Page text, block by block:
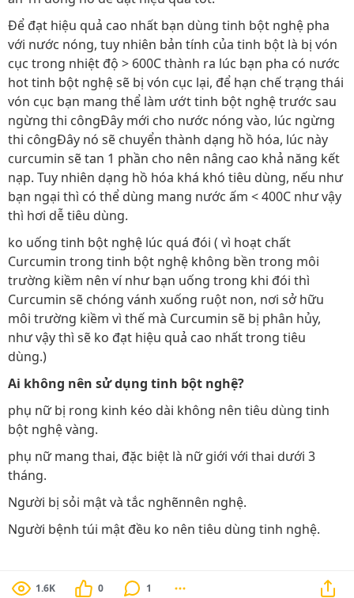
Để đạt hiệu quả cao nhất bạn dùng tinh bột nghệ pha
với nước nóng, tuy nhiên bản tính của tinh bột là bị vón
cục trong nhiệt độ > 600C thành ra lúc bạn pha có nước
hot tinh bột nghệ sẽ bị vón cục lại, để hạn chế trạng thái
vón cục bạn mang thể làm ướt tinh bột nghệ trước sau
ngừng thi côngĐây mới cho nước nóng vào, lúc ngừng
thi côngĐây nó sẽ chuyển thành dạng hồ hóa, lúc này
curcumin sẽ tan 1 phần cho nên nâng cao khả năng kết
nạp. Tuy nhiên dạng hồ hóa khá khó tiêu dùng, nếu như
bạn ngại thì có thể dùng mang nước ấm < 400C như vậy
thì hơi dễ tiêu dùng.
ko uống tinh bột nghệ lúc quá đói ( vì hoạt chất
Curcumin trong tinh bột nghệ không bền trong môi
trường kiềm nên ví như bạn uống trong khi đói thì
Curcumin sẽ chóng vánh xuống ruột non, nơi sở hữu
môi trường kiềm vì thế mà Curcumin sẽ bị phân hủy,
như vậy thì sẽ ko đạt hiệu quả cao nhất trong tiêu
dùng.)
Ai không nên sử dụng tinh bột nghệ?
phụ nữ bị rong kinh kéo dài không nên tiêu dùng tinh
bột nghệ vàng.
phụ nữ mang thai, đặc biệt là nữ giới với thai dưới 3
tháng.
Người bị sỏi mật và tắc nghẽnnên nghệ.
Người bệnh túi mật đều ko nên tiêu dùng tinh nghệ.
1.6K 0 1